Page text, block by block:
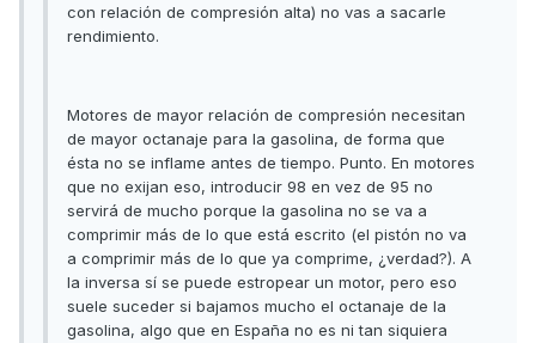
con relación de compresión alta) no vas a sacarle
rendimiento.
Motores de mayor relación de compresión necesitan
de mayor octanaje para la gasolina, de forma que
ésta no se inflame antes de tiempo. Punto. En motores
que no exijan eso, introducir 98 en vez de 95 no
servirá de mucho porque la gasolina no se va a
comprimir más de lo que está escrito (el pistón no va
a comprimir más de lo que ya comprime, ¿verdad?). A
la inversa sí se puede estropear un motor, pero eso
suele suceder si bajamos mucho el octanaje de la
gasolina, algo que en España no es ni tan siquiera